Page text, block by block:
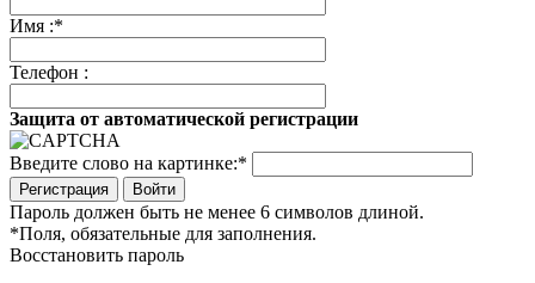
Имя :*
Телефон :
Защита от автоматической регистрации
Введите слово на картинке:*
Войти
Пароль должен быть не менее 6 символов длиной.
*Поля, обязательные для заполнения.
Восстановить пароль